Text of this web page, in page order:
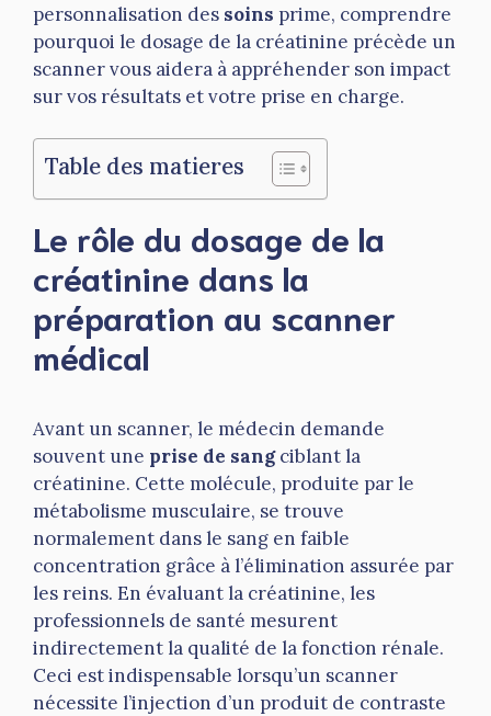
personnalisation des soins prime, comprendre
pourquoi le dosage de la créatinine précède un
scanner vous aidera à appréhender son impact
sur vos résultats et votre prise en charge.
Table des matieres
Le rôle du dosage de la
créatinine dans la
préparation au scanner
médical
Avant un scanner, le médecin demande
souvent une prise de sangciblant la
créatinine. Cette molécule, produite par le
métabolisme musculaire, se trouve
normalement dans le sang en faible
concentration grâce à l’élimination assurée par
les reins. En évaluant la créatinine, les
professionnels de santé mesurent
indirectement la qualité de la fonction rénale.
Ceci est indispensable lorsqu’un scanner
nécessite l’injection d’un produit de contraste